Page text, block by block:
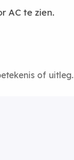
AC te zien.
of uitleg.